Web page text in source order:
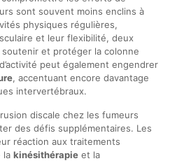
sont souvent moins enclins à
physiques régulières,
et leur flexibilité, deux
et protéger la colonne
peut également engendrer
, accentuant encore davantage
intervertébraux.
discale chez les fumeurs
des défis supplémentaires. Les
réaction aux traitements
la kinésithérapieet la